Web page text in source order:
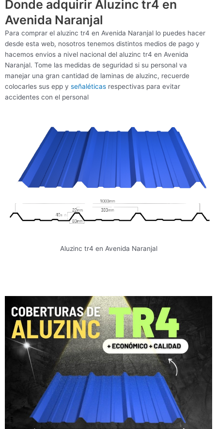
Donde adquirir Aluzinc tr4 en
Avenida Naranjal
Para comprar el aluzinc tr4 en Avenida Naranjal lo puedes hacer
desde esta web, nosotros tenemos distintos medios de pago y
hacemos envios a nivel nacional del aluzinc tr4 en Avenida
Naranjal. Tome las medidas de seguridad si su personal va
manejar una gran cantidad de laminas de aluzinc, recuerde
colocarles sus epp y señaléticas respectivas para evitar
accidentes con el personal
Aluzinc tr4 en Avenida Naranjal